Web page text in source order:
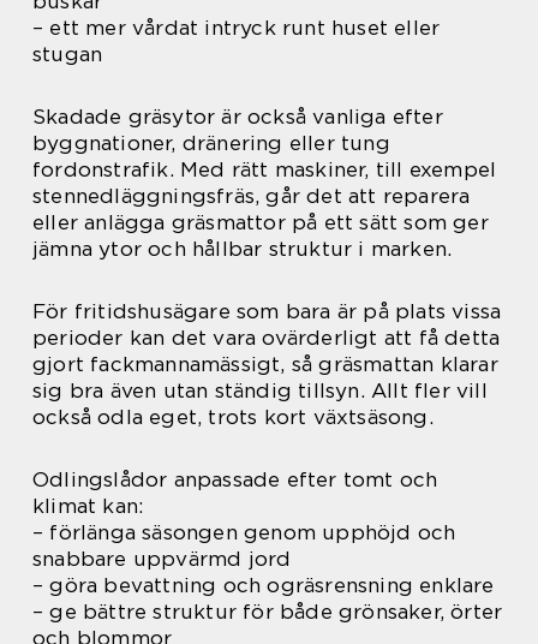
– ett mer vårdat intryck runt huset eller
stugan
Skadade gräsytor är också vanliga efter
byggnationer, dränering eller tung
fordonstrafik. Med rätt maskiner, till exempel
stennedläggningsfräs, går det att reparera
eller anlägga gräsmattor på ett sätt som ger
jämna ytor och hållbar struktur i marken.
För fritidshusägare som bara är på plats vissa
perioder kan det vara ovärderligt att få detta
gjort fackmannamässigt, så gräsmattan klarar
sig bra även utan ständig tillsyn. Allt fler vill
också odla eget, trots kort växtsäsong.
Odlingslådor anpassade efter tomt och
klimat kan:
– förlänga säsongen genom upphöjd och
snabbare uppvärmd jord
– göra bevattning och ogräsrensning enklare
– ge bättre struktur för både grönsaker, örter
och blommor